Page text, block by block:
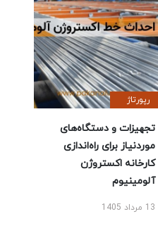
رپورتاژ
تجهیزات و دستگاه‌های
موردنیاز برای راه‌اندازی
کارخانه اکستروژن
آلومینیوم
13 مرداد 1405